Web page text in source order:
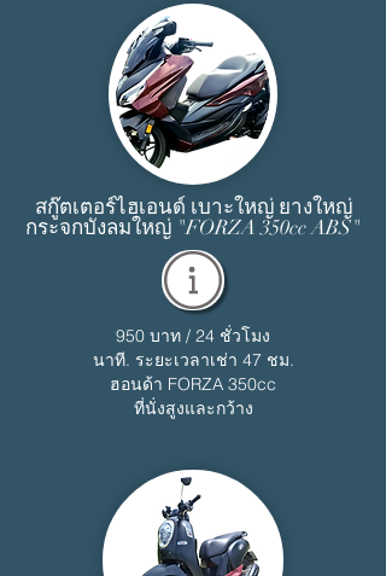
สกู๊ตเตอร์ไฮเอนด์ เบาะใหญ่ ยางใหญ่
กระจกบังลมใหญ่ "FORZA 350cc ABS"
950 บาท / 24 ชั่วโมง
นาที. ระยะเวลาเช่า 47 ชม.
ฮอนด้า FORZA 350cc
ที่นั่งสูงและกว้าง